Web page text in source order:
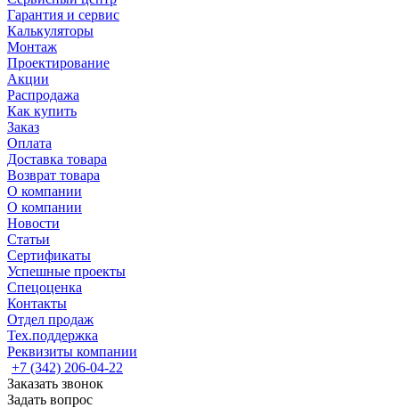
Гарантия и сервис
Калькуляторы
Монтаж
Проектирование
Акции
Распродажа
Как купить
Заказ
Оплата
Доставка товара
Возврат товара
О компании
О компании
Новости
Статьи
Сертификаты
Успешные проекты
Спецоценка
Контакты
Отдел продаж
Тех.поддержка
Реквизиты компании
+7 (342) 206-04-22
Заказать звонок
Задать вопрос